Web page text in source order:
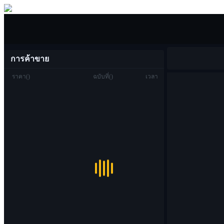
การค้าขาย
ราคา() ฉบับที่() เวลา